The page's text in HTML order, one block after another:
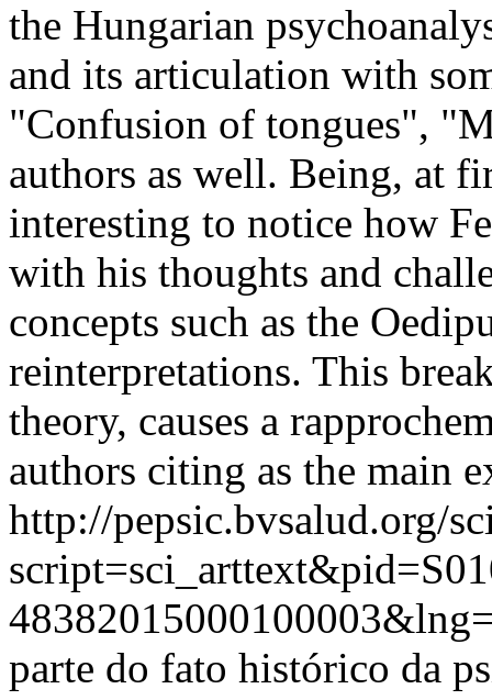
the Hungarian
and its articulation with
"Confusion of tongues",
authors as well. Being, at
interesting to notice how
with his thoughts and
concepts such as the
reinterpretations. This
theory, causes a
authors citing as the main
http://pepsic.bvsalud.org/
parte do fato histórico da